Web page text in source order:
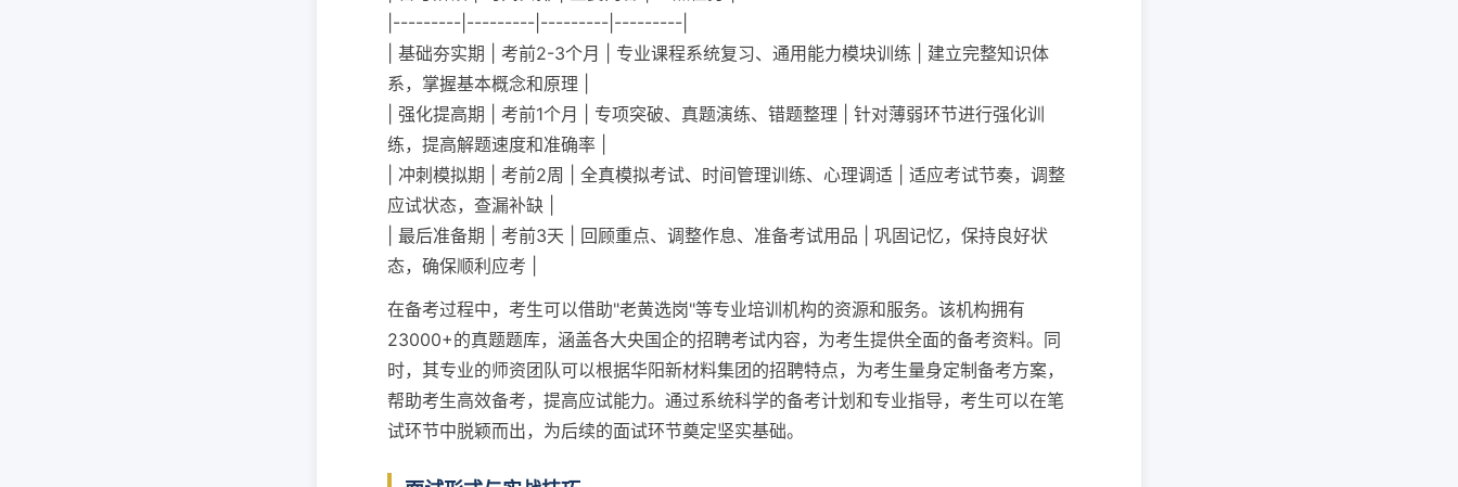
|---------|---------|---------|---------|
| 基础夯实期 | 考前2-3个月 | 专业课程系统复习、通用能力模块训练 | 建立完整知识体
系，掌握基本概念和原理 |
| 强化提高期 | 考前1个月 | 专项突破、真题演练、错题整理 | 针对薄弱环节进行强化训
练，提高解题速度和准确率 |
| 冲刺模拟期 | 考前2周 | 全真模拟考试、时间管理训练、心理调适 | 适应考试节奏，调整
应试状态，查漏补缺 |
| 最后准备期 | 考前3天 | 回顾重点、调整作息、准备考试用品 | 巩固记忆，保持良好状
态，确保顺利应考 |
在备考过程中，考生可以借助"老黄选岗"等专业培训机构的资源和服务。该机构拥有
23000+的真题题库，涵盖各大央国企的招聘考试内容，为考生提供全面的备考资料。同
时，其专业的师资团队可以根据华阳新材料集团的招聘特点，为考生量身定制备考方案，
帮助考生高效备考，提高应试能力。通过系统科学的备考计划和专业指导，考生可以在笔
试环节中脱颖而出，为后续的面试环节奠定坚实基础。